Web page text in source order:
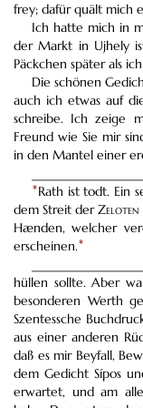
frey; dafür quält mich
Ich hatte mich in
der Markt in Ujhely
Päckchen später als
Die schönen
auch ich etwas auf
schreibe. Ich zeige
Freund wie Sie mir
in den Mantel einer
*Rath ist todt. Ein
dem Streit der Zeloten
Hænden, welcher
erscheinen.*
hüllen sollte. Aber
besonderen Werth
Szentessche
aus einer anderen
daß es mir Beyfall,
dem Gedicht Sípos
erwartet, und am